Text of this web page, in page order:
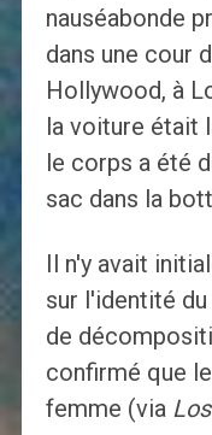
nauséabonde
dans une cour
Hollywood, à
la voiture était
le corps a été
sac dans la
Il n'y avait
sur l'identité
de
confirmé que
femme (via